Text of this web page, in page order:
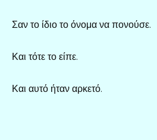
Σαν το ίδιο το όνομα να πονούσε.
Και τότε το είπε.
Και αυτό ήταν αρκετό.